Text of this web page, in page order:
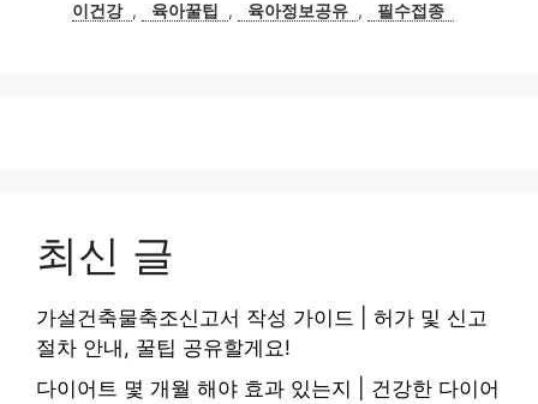
이건강 , 육아꿀팁 , 육아정보공유 , 필수접종
최신 글
가설건축물축조신고서 작성 가이드 | 허가 및 신고
절차 안내, 꿀팁 공유할게요!
다이어트 몇 개월 해야 효과 있는지 | 건강한 다이어